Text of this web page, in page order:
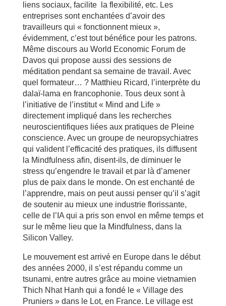
liens sociaux, facilite la flexibilité, etc. Les
entreprises sont enchantées d’avoir des
travailleurs qui « fonctionnent mieux »,
évidemment, c’est tout bénéfice pour les patrons.
Même discours au World Economic Forum de
Davos qui propose aussi des sessions de
méditation pendant sa semaine de travail. Avec
quel formateur… ? Matthieu Ricard, l’interprète du
dalaï-lama en francophonie. Tous deux sont à
l’initiative de l’institut « Mind and Life »
directement impliqué dans les recherches
neuroscientifiques liées aux pratiques de Pleine
conscience. Avec un groupe de neuropsychiatres
qui valident l’efficacité des pratiques, ils diffusent
la Mindfulness afin, disent-ils, de diminuer le
stress qu’engendre le travail et par là d’amener
plus de paix dans le monde. On est enchanté de
l’apprendre, mais on peut aussi penser qu’il s’agit
de soutenir au mieux une industrie florissante,
celle de l’IA qui a pris son envol en même temps et
sur le même lieu que la Mindfulness, dans la
Silicon Valley.
Le mouvement est arrivé en Europe dans le début
des années 2000, il s’est répandu comme un
tsunami, entre autres grâce au moine vietnamien
Thich Nhat Hanh qui a fondé le « Village des
Pruniers » dans le Lot, en France. Le village est